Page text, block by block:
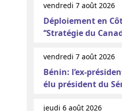
vendredi 7 août 2026
Déploiement en
‘‘Stratégie du
vendredi 7 août 2026
Bénin: l’ex-
élu président du
jeudi 6 août 2026